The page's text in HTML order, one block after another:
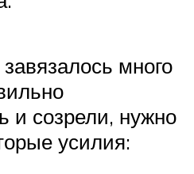
много
и созрели, нужно
усилия: